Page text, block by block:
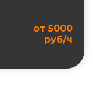
от 5000
руб/ч